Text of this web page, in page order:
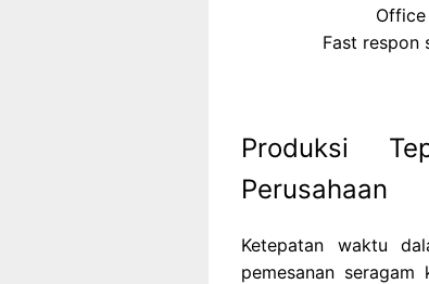
Office
Fast respon
Produksi
Perusahaan
Ketepatan waktu
pemesanan seragam